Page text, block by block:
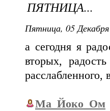
ПЯТНИЦА...
Пятница, 05
а сегодня я
вторых,
Ма_Йоко_Ом